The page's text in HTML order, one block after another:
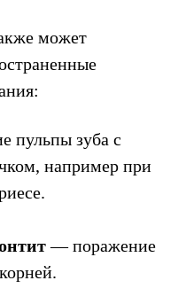
может
пульпы зуба с
например при
— поражение